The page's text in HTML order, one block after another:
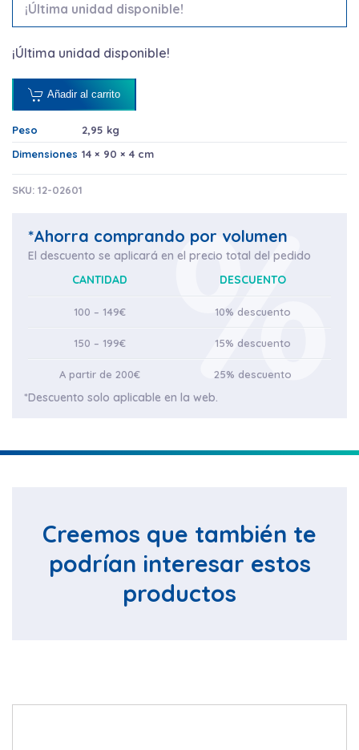
¡Última unidad disponible!
¡Última unidad disponible!
Añadir al carrito
Peso
2,95 kg
Dimensiones 14 × 90 × 4 cm
SKU: 12-02601
*Ahorra comprando por volumen
El descuento se aplicará en el precio total del pedido
CANTIDAD
DESCUENTO
100 – 149€ 10% descuento
150 – 199€ 15% descuento
A partir de 200€ 25% descuento
*Descuento solo aplicable en la web.
Creemos que también te
podrían interesar estos
productos